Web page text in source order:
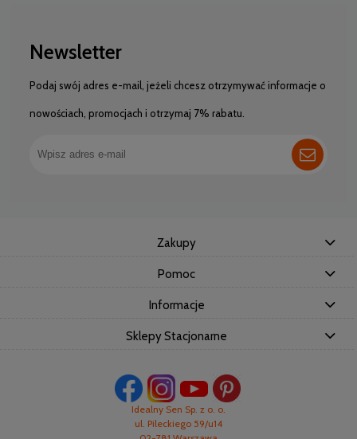
Newsletter
Podaj swój adres e-mail, jeżeli chcesz otrzymywać informacje o
nowościach, promocjach i otrzymaj 7% rabatu.
Zakupy
Pomoc
Informacje
Sklepy Stacjonarne
Idealny Sen Sp. z o. o.
ul. Pileckiego 59/u14